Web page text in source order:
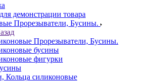
демонстрации товара
Прорезыватели, Бусины.
Прорезыватели, Бусины.
бусины
фигурки
Кольца силиконовые